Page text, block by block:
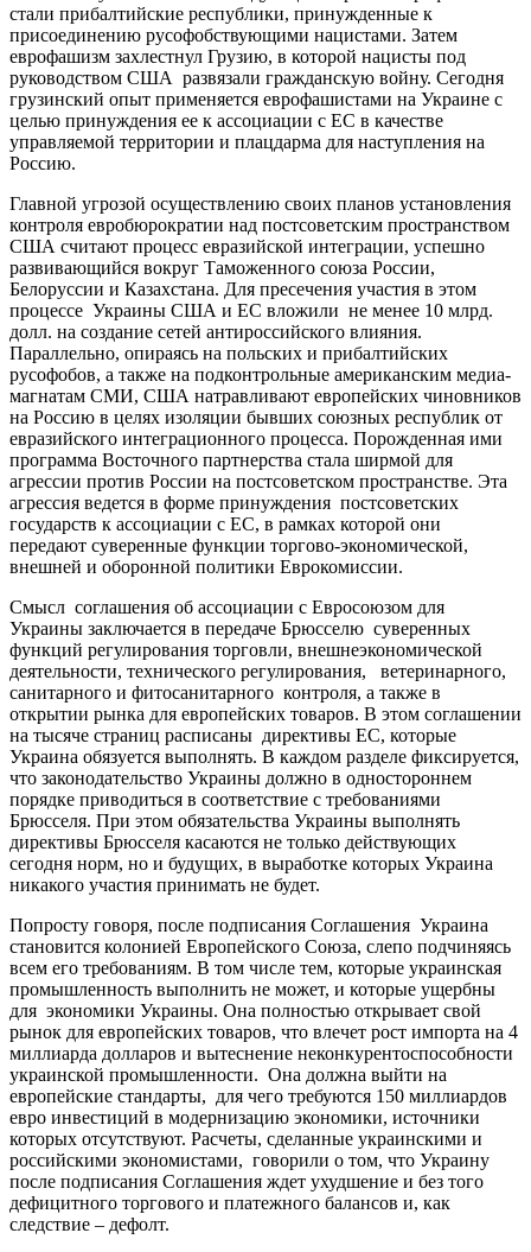
стали прибалтийские республики, принужденные к
присоединению русофобствующими нацистами. Затем
еврофашизм захлестнул Грузию, в которой нацисты под
руководством США развязали гражданскую войну. Сегодня
грузинский опыт применяется еврофашистами на Украине с
целью принуждения ее к ассоциации с ЕС в качестве
управляемой территории и плацдарма для наступления на
Россию.
Главной угрозой осуществлению своих планов установления
контроля евробюрократии над постсоветским пространством
США считают процесс евразийской интеграции, успешно
развивающийся вокруг Таможенного союза России,
Белоруссии и Казахстана. Для пресечения участия в этом
процессе Украины США и ЕС вложили не менее 10 млрд.
долл. на создание сетей антироссийского влияния.
Параллельно, опираясь на польских и прибалтийских
русофобов, а также на подконтрольные американским медиа-
магнатам СМИ, США натравливают европейских чиновников
на Россию в целях изоляции бывших союзных республик от
евразийского интеграционного процесса. Порожденная ими
программа Восточного партнерства стала ширмой для
агрессии против России на постсоветском пространстве. Эта
агрессия ведется в форме принуждения постсоветских
государств к ассоциации с ЕС, в рамках которой они
передают суверенные функции торгово-экономической,
внешней и оборонной политики Еврокомиссии.
Смысл соглашения об ассоциации с Евросоюзом для
Украины заключается в передаче Брюсселю суверенных
функций регулирования торговли, внешнеэкономической
деятельности, технического регулирования, ветеринарного,
санитарного и фитосанитарного контроля, а также в
открытии рынка для европейских товаров. В этом соглашении
на тысяче страниц расписаны директивы ЕС, которые
Украина обязуется выполнять. В каждом разделе фиксируется,
что законодательство Украины должно в одностороннем
порядке приводиться в соответствие с требованиями
Брюсселя. При этом обязательства Украины выполнять
директивы Брюсселя касаются не только действующих
сегодня норм, но и будущих, в выработке которых Украина
никакого участия принимать не будет.
Попросту говоря, после подписания Соглашения Украина
становится колонией Европейского Союза, слепо подчиняясь
всем его требованиям. В том числе тем, которые украинская
промышленность выполнить не может, и которые ущербны
для экономики Украины. Она полностью открывает свой
рынок для европейских товаров, что влечет рост импорта на 4
миллиарда долларов и вытеснение неконкурентоспособности
украинской промышленности. Она должна выйти на
европейские стандарты, для чего требуются 150 миллиардов
евро инвестиций в модернизацию экономики, источники
которых отсутствуют. Расчеты, сделанные украинскими и
российскими экономистами, говорили о том, что Украину
после подписания Соглашения ждет ухудшение и без того
дефицитного торгового и платежного балансов и, как
следствие – дефолт.